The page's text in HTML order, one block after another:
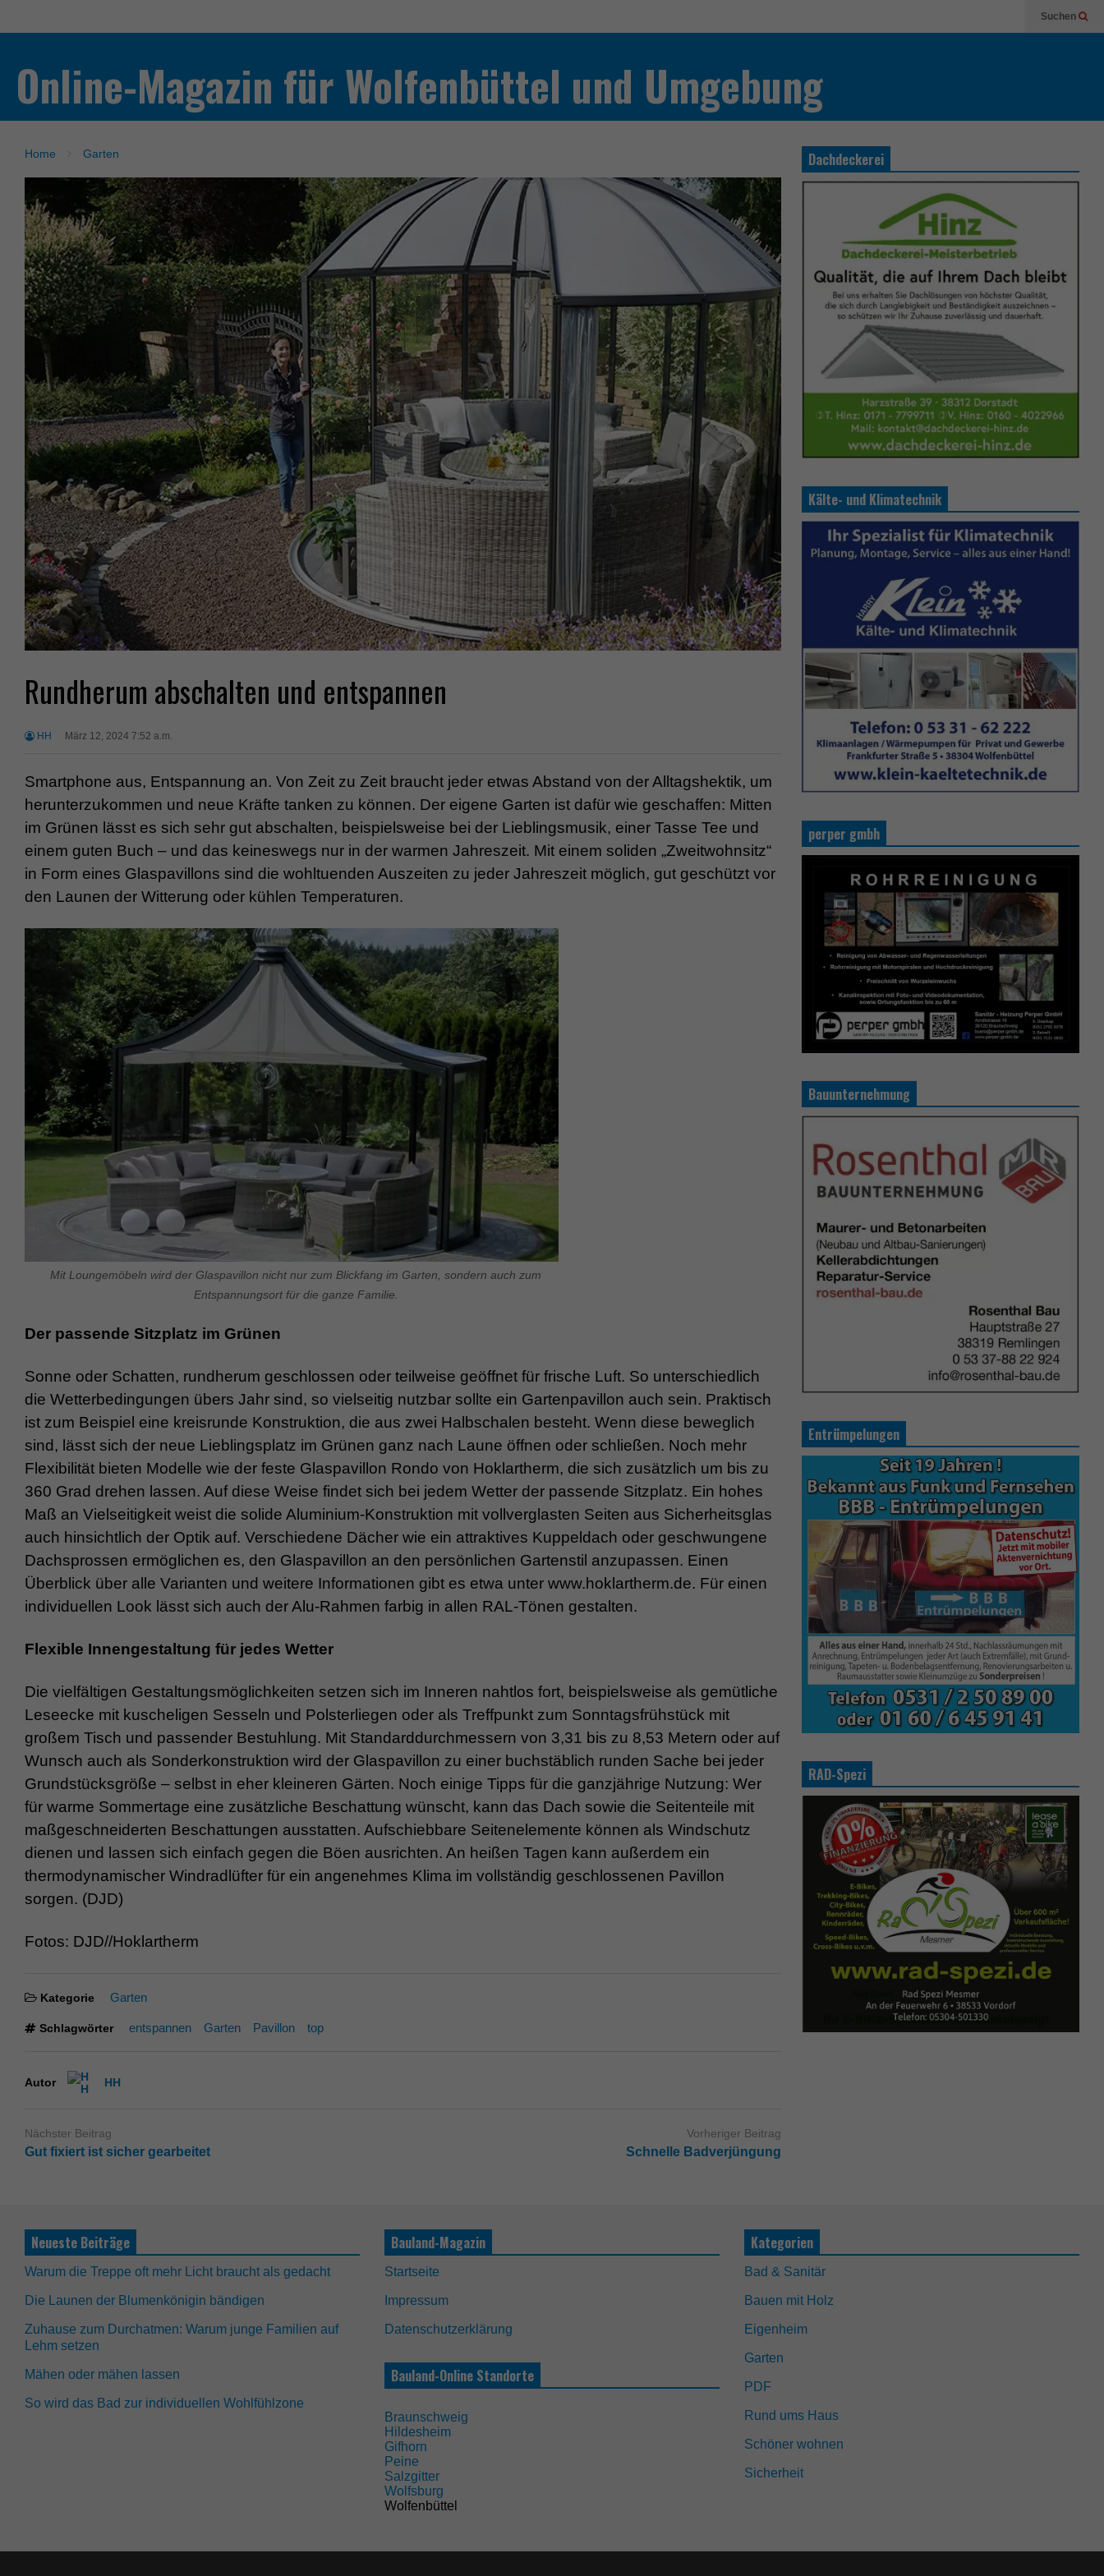
Suchen
Online-Magazin für Wolfenbüttel und Umgebung
Home Garten
Rundherum abschalten und entspannen
HH März 12, 2024 7:52 a.m.
Smartphone aus, Entspannung an. Von Zeit zu Zeit braucht jeder etwas Abstand von der Alltagshektik, um
herunterzukommen und neue Kräfte tanken zu können. Der eigene Garten ist dafür wie geschaffen: Mitten
im Grünen lässt es sich sehr gut abschalten, beispielsweise bei der Lieblingsmusik, einer Tasse Tee und
einem guten Buch – und das keineswegs nur in der warmen Jahreszeit. Mit einem soliden „Zweitwohnsitz“
in Form eines Glaspavillons sind die wohltuenden Auszeiten zu jeder Jahreszeit möglich, gut geschützt vor
den Launen der Witterung oder kühlen Temperaturen.
Mit Loungemöbeln wird der Glaspavillon nicht nur zum Blickfang im Garten, sondern auch zum
Entspannungsort für die ganze Familie.
Der passende Sitzplatz im Grünen
Sonne oder Schatten, rundherum geschlossen oder teilweise geöffnet für frische Luft. So unterschiedlich
die Wetterbedingungen übers Jahr sind, so vielseitig nutzbar sollte ein Gartenpavillon auch sein. Praktisch
ist zum Beispiel eine kreisrunde Konstruktion, die aus zwei Halbschalen besteht. Wenn diese beweglich
sind, lässt sich der neue Lieblingsplatz im Grünen ganz nach Laune öffnen oder schließen. Noch mehr
Flexibilität bieten Modelle wie der feste Glaspavillon Rondo von Hoklartherm, die sich zusätzlich um bis zu
360 Grad drehen lassen. Auf diese Weise findet sich bei jedem Wetter der passende Sitzplatz. Ein hohes
Maß an Vielseitigkeit weist die solide Aluminium-Konstruktion mit vollverglasten Seiten aus Sicherheitsglas
auch hinsichtlich der Optik auf. Verschiedene Dächer wie ein attraktives Kuppeldach oder geschwungene
Dachsprossen ermöglichen es, den Glaspavillon an den persönlichen Gartenstil anzupassen. Einen
Überblick über alle Varianten und weitere Informationen gibt es etwa unter www.hoklartherm.de. Für einen
individuellen Look lässt sich auch der Alu-Rahmen farbig in allen RAL-Tönen gestalten.
Flexible Innengestaltung für jedes Wetter
Die vielfältigen Gestaltungsmöglichkeiten setzen sich im Inneren nahtlos fort, beispielsweise als gemütliche
Leseecke mit kuscheligen Sesseln und Polsterliegen oder als Treffpunkt zum Sonntagsfrühstück mit
großem Tisch und passender Bestuhlung. Mit Standarddurchmessern von 3,31 bis zu 8,53 Metern oder auf
Wunsch auch als Sonderkonstruktion wird der Glaspavillon zu einer buchstäblich runden Sache bei jeder
Grundstücksgröße – selbst in eher kleineren Gärten. Noch einige Tipps für die ganzjährige Nutzung: Wer
für warme Sommertage eine zusätzliche Beschattung wünscht, kann das Dach sowie die Seitenteile mit
maßgeschneiderten Beschattungen ausstatten. Aufschiebbare Seitenelemente können als Windschutz
dienen und lassen sich einfach gegen die Böen ausrichten. An heißen Tagen kann außerdem ein
thermodynamischer Windradlüfter für ein angenehmes Klima im vollständig geschlossenen Pavillon
sorgen. (DJD)
Fotos: DJD//Hoklartherm
Kategorie Garten
Schlagwörter entspannen Garten Pavillon top
Autor HH
Nächster Beitrag
Gut fixiert ist sicher gearbeitet
Vorheriger Beitrag
Schnelle Badverjüngung
Dachdeckerei
Kälte- und Klimatechnik
perper gmbh
Bauunternehmung
Entrümpelungen
RAD-Spezi
Neueste Beiträge
Warum die Treppe oft mehr Licht braucht als gedacht
Die Launen der Blumenkönigin bändigen
Zuhause zum Durchatmen: Warum junge Familien auf
Lehm setzen
Mähen oder mähen lassen
So wird das Bad zur individuellen Wohlfühlzone
Bauland-Magazin
Startseite
Impressum
Datenschutzerklärung
Bauland-Online Standorte
Braunschweig
Hildesheim
Gifhorn
Peine
Salzgitter
Wolfsburg
Wolfenbüttel
Kategorien
Bad & Sanitär
Bauen mit Holz
Eigenheim
Garten
PDF
Rund ums Haus
Schöner wohnen
Sicherheit